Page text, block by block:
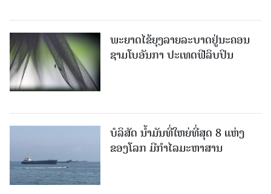
ພະຍາດໄຂ້ຍຸງລາຍລະບາດຢູ່ນະຄອນ
ຊາມໂບ​ອັນກາ ປະເທດຟີລິບປິນ
ບໍລິສັດ ນ້ຳມັນທີ່ໃຫຍ່ທີ່ສຸດ 8 ແຫ່ງ
ຂອງໂລກ ມີກຳໄລມະຫາສານ